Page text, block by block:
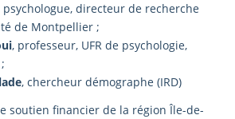
psychologue, directeur de recherche
de Montpellier ;
, professeur, UFR de psychologie,
, chercheur démographe (IRD)
soutien financier de la région Île-de-